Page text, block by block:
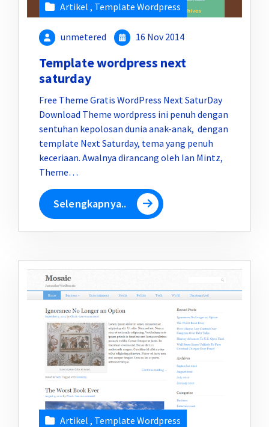
Artikel , Template Wordpress
unmetered 16 Nov 2014
Template wordpress next
saturday
Free Theme Gratis WordPress Next SaturDay
Download Theme wordpress ini penuh dengan
sentuhan kepolosan dunia anak-anak, dengan
template Next Saturday, tema yang penuh
keceriaan. Awalnya dirancang oleh Ian Mintz,
Theme…
Selengkapnya..
Artikel , Template Wordpress